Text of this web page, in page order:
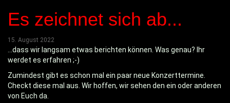
Es zeichnet sich ab...
15. August 2022
...dass wir langsam etwas berichten können. Was genau? Ihr
werdet es erfahren ;-)
Zumindest gibt es schon mal ein paar neue Konzerttermine.
Checkt diese mal aus. Wir hoffen, wir sehen den ein oder anderen
von Euch da.